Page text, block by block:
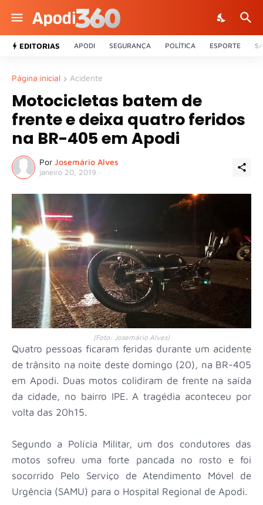
EDITORIAS APODI SEGURANÇA POLÍTICA ESPORTE
Página inicial Acidente
Motocicletas batem de
frente e deixa quatro feridos
na BR-405 em Apodi
Por Josemário Alves
janeiro 20, 2019
(Foto: Josemário Alves)
Quatro pessoas ficaram feridas durante um acidente
de trânsito na noite deste domingo (20), na BR-405
em Apodi. Duas motos colidiram de frente na saída
da cidade, no bairro IPE. A tragédia aconteceu por
volta das 20h15.
Segundo a Polícia Militar, um dos condutores das
motos sofreu uma forte pancada no rosto e foi
socorrido Pelo Serviço de Atendimento Móvel de
Urgência (SAMU) para o Hospital Regional de Apodi.